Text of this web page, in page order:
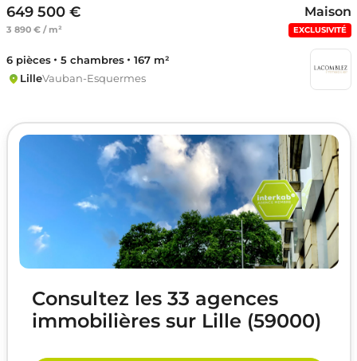
649 500 €
3 890 € / m²
Maison
EXCLUSIVITÉ
6 pièces 5 chambres
167 m²
LilleVauban-Esquermes
Consultez les 33 agences
immobilières sur Lille (59000)